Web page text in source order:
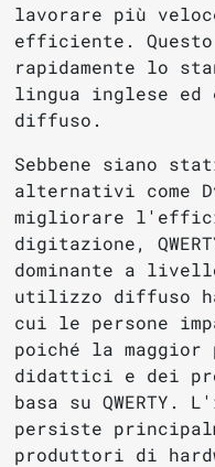
lavorare più
efficiente.
rapidamente lo
lingua inglese
diffuso.
Sebbene siano
alternativi come
migliorare
digitazione,
dominante a
utilizzo diffuso
cui le persone
poiché la
didattici e dei
basa su
persiste
produttori di